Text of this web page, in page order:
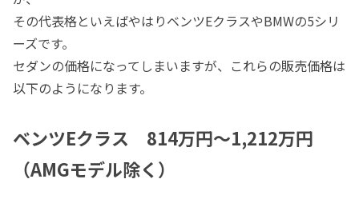
その代表格といえばやはりベンツEクラスやBMWの5シリ
ーズです。
セダンの価格になってしまいますが、これらの販売価格は
以下のようになります。
ベンツEクラス 814万円～1,212万円
（AMGモデル除く）